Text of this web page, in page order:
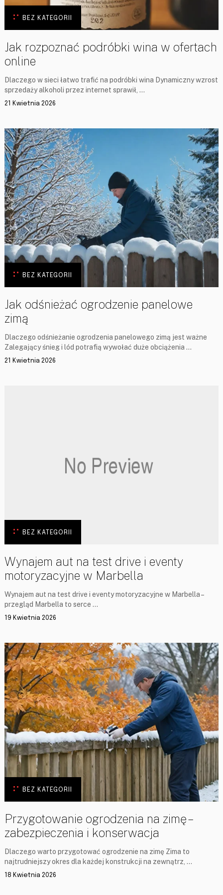
BEZ KATEGORII
Jak rozpoznać podróbki wina w ofertach
online
Dlaczego w sieci łatwo trafić na podróbki wina Dynamiczny wzrost
sprzedaży alkoholi przez internet sprawił, …
21 Kwietnia 2026
BEZ KATEGORII
Jak odśnieżać ogrodzenie panelowe
zimą
Dlaczego odśnieżanie ogrodzenia panelowego zimą jest ważne
Zalegający śnieg i lód potrafią wywołać duże obciążenia …
21 Kwietnia 2026
BEZ KATEGORII
Wynajem aut na test drive i eventy
motoryzacyjne w Marbella
Wynajem aut na test drive i eventy motoryzacyjne w Marbella –
przegląd Marbella to serce …
19 Kwietnia 2026
BEZ KATEGORII
Przygotowanie ogrodzenia na zimę –
zabezpieczenia i konserwacja
Dlaczego warto przygotować ogrodzenie na zimę Zima to
najtrudniejszy okres dla każdej konstrukcji na zewnątrz, …
18 Kwietnia 2026